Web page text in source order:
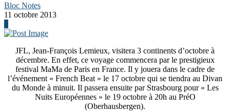
Bloc Notes
11 octobre 2013
JFL, Jean-François Lemieux, visitera 3 continents d’octobre à
décembre. En effet, ce voyage commencera par le prestigieux
festival MaMa de Paris en France. Il y jouera dans le cadre de
l’événement « French Beat » le 17 octobre qui se tiendra au Divan
du Monde à minuit. Il passera ensuite par Strasbourg pour « Les
Nuits Européennes » le 19 octobre à 20h au PréO
(Oberhausbergen).